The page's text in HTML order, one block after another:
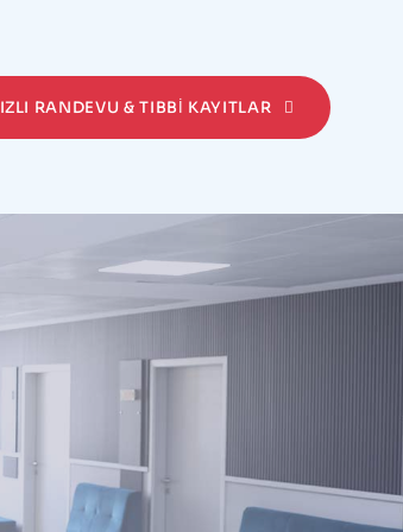
RANDEVU & TIBBI KAYITLAR